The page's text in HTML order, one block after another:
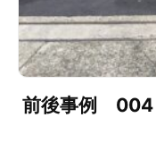
前後事例 004